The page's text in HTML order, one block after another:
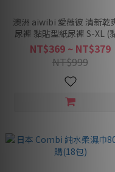
澳洲 aiwibi 愛薇彼 清新乾爽紙
尿褲 黏貼型紙尿褲 S-XL (
型/紙尿褲/尿布) -多款可選
NT$369 ~ NT$379
NT$999